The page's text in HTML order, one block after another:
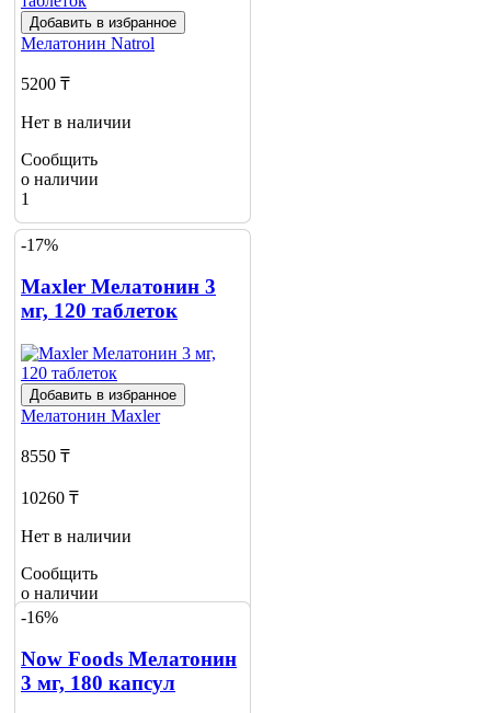
Добавить в избранное
Мелатонин Natrol
5200 ₸
Нет в наличии
Сообщить
о наличии
1
-17%
Maxler Мелатонин 3
мг, 120 таблеток
Добавить в избранное
Мелатонин Maxler
8550 ₸
10260 ₸
Нет в наличии
Сообщить
о наличии
4
-16%
Now Foods Мелатонин
3 мг, 180 капсул